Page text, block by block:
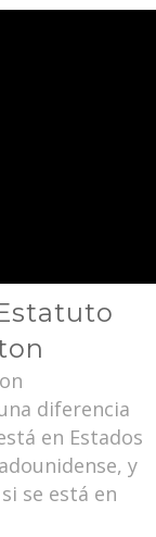
diferencia
en Estados
y
se está en